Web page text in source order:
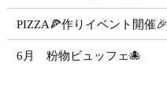
PIZZA🍕作りイベント開催🎉
6月 粉物ビュッフェ🐙